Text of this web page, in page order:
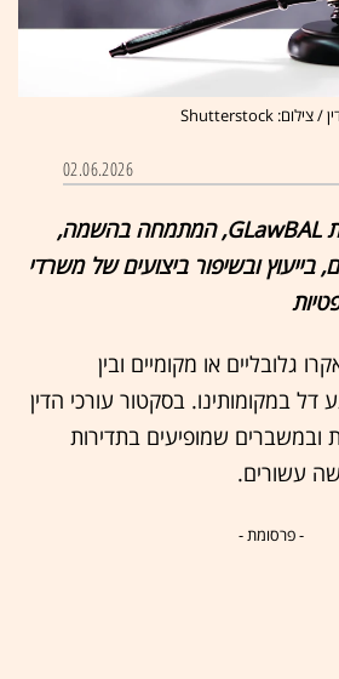
02.06.2026
הכותב הוא מייסד חברת GLawBAL, המתמחה בהשמה,
בייעוץ ובשיפור ביצועים של משרדי
גלובליים או מקומיים ובין
דל במקומותינו. בסקטור עורכי הדין
שמופיעים בתדירות
עשורים.
- פרסומת -